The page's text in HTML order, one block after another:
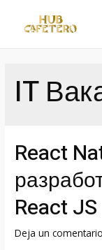
IT
React
React JS
Deja un comentario